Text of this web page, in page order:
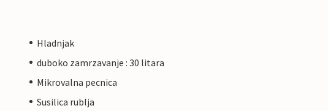
Hladnjak
duboko zamrzavanje : 30 litara
Mikrovalna pecnica
Susilica rublja